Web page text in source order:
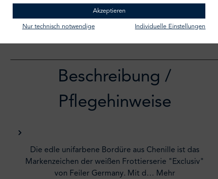
Beschreibung /
Pflegehinweise
Die edle unifarbene Bordüre aus Chenille ist das
Markenzeichen der weißen Frottierserie "Exclusiv"
von Feiler Germany. Mit d… Mehr
Akzeptieren
Nur technisch notwendige Individuelle Einstellungen